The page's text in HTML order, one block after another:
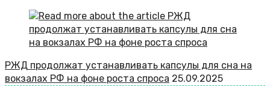
РЖД продолжат устанавливать капсулы для сна на
вокзалах РФ на фоне роста спроса 25.09.2025